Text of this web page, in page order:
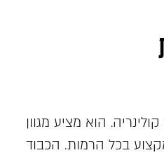
הוא מציע מגוון
בכל הרמות. הכבוד